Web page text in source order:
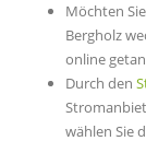
Möchten
Bergholz
online
Durch den
wählen Sie